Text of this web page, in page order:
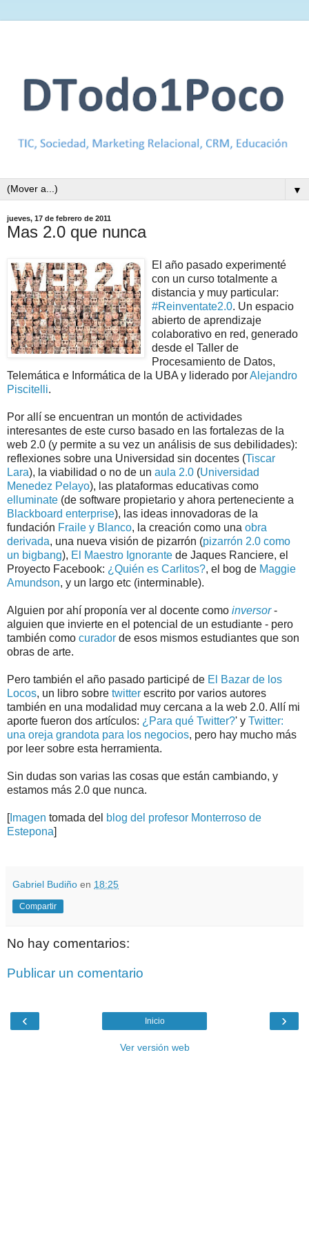
▼
jueves, 17 de febrero de 2011
Mas 2.0 que nunca
El año pasado experimenté
con un curso totalmente a
distancia y muy particular:
#Reinventate2.0. Un espacio
abierto de aprendizaje
colaborativo en red, generado
desde el Taller de
Procesamiento de Datos,
Telemática e Informática de la UBA y liderado porAlejandro
Piscitelli.
Por allí se encuentran un montón de actividades
interesantes de este curso basado en las fortalezas de la
web 2.0 (y permite a su vez un análisis de sus debilidades):
reflexiones sobre una Universidad sin docentes (Tiscar
Lara), la viabilidad o no de un aula 2.0 (Universidad
Menedez Pelayo), las plataformas educativas como
elluminate (de software propietario y ahora perteneciente a
Blackboard enterprise), las ideas innovadoras de la
fundación Fraile y Blanco, la creación como una obra
derivada, una nueva visión de pizarrón (pizarrón 2.0 como
un bigbang), El Maestro Ignorante de Jaques Ranciere, el
Proyecto Facebook: ¿Quién es Carlitos?, el bog de Maggie
Amundson, y un largo etc (interminable).
Alguien por ahí proponía ver al docente como inversor-
alguien que invierte en el potencial de un estudiante - pero
también como curador de esos mismos estudiantes que son
obras de arte.
Pero también el año pasado participé de El Bazar de los
Locos, un libro sobre twitter escrito por varios autores
también en una modalidad muy cercana a la web 2.0. Allí mi
aporte fueron dos artículos: ¿Para qué Twitter?' y Twitter:
una oreja grandota para los negocios, pero hay mucho más
por leer sobre esta herramienta.
Sin dudas son varias las cosas que están cambiando, y
estamos más 2.0 que nunca.
[Imagen tomada del blog del profesor Monterroso de
Estepona]
Gabriel Budiño en 18:25
Compartir
No hay comentarios:
Publicar un comentario
‹ ›
Inicio
Ver versión web